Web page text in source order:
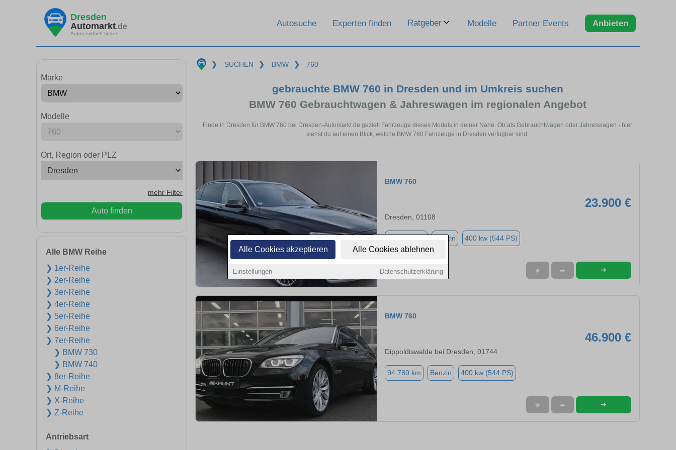
Alle Cookies akzeptieren Alle Cookies ablehnen
Einstellungen Datenschutzerklärung
Dresden
Automarkt.de
Autos einfach finden
Autosuche Experten finden Ratgeber Modelle Partner Events Anbieten
Marke
Modelle
Ort, Region oder PLZ
mehr Filter
Auto finden
Alle BMW Reihe
❯ 1er-Reihe
❯ 2er-Reihe
❯ 3er-Reihe
❯ 4er-Reihe
❯ 5er-Reihe
❯ 6er-Reihe
❯ 7er-Reihe
❯ BMW 730
❯ BMW 740
❯ 8er-Reihe
❯ M-Reihe
❯ X-Reihe
❯ Z-Reihe
Antriebsart
❯ SUCHEN ❯ BMW ❯ 760
gebrauchte BMW 760 in Dresden und im Umkreis suchen
BMW 760 Gebrauchtwagen & Jahreswagen im regionalen Angebot
Finde in Dresden für BMW 760 bei Dresden-Automarkt.de gezielt Fahrzeuge dieses Models in deiner Nähe. Ob als Gebrauchtwagen oder Jahreswagen - hier
siehst du auf einen Blick, welche BMW 760 Fahrzeuge in Dresden verfügbar sind.
BMW 760
23.900 €
Dresden, 01108
Benzin 400 kw (544 PS)
★ ➦ ➜
BMW 760
46.900 €
Dippoldiswalde bei Dresden, 01744
94.780 km Benzin 400 kw (544 PS)
★ ➦ ➜